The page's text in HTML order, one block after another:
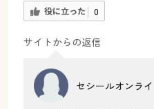
役に立った 0
サイトからの返信
セシールオンラ